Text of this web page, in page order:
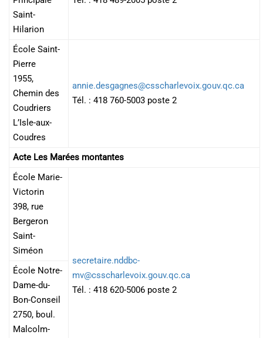
Saint-
Hilarion
École Saint-
Pierre
1955,
Chemin des
Coudriers
L’Isle-aux-
Coudres
annie.desgagnes@csscharlevoix.gouv.qc.ca
Tél. : 418 760-5003 poste 2
Acte Les Marées montantes
École Marie-
Victorin
398, rue
Bergeron
Saint-
Siméon
secretaire.nddbc-
mv@csscharlevoix.gouv.qc.ca
Tél. : 418 620-5006 poste 2
École Notre-
Dame-du-
Bon-Conseil
2750, boul.
Malcolm-